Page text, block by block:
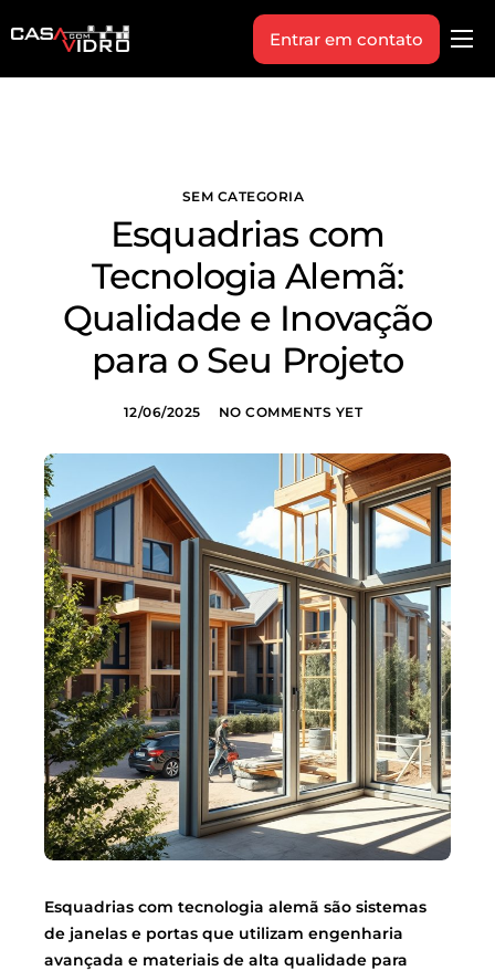
Produtos
Sobre Nós
Entrar em contato
SEM CATEGORIA
Esquadrias com
Tecnologia Alemã:
Qualidade e Inovação
para o Seu Projeto
12/06/2025 NO COMMENTS YET
Esquadrias com tecnologia alemã são sistemas
de janelas e portas que utilizam engenharia
avançada e materiais de alta qualidade para